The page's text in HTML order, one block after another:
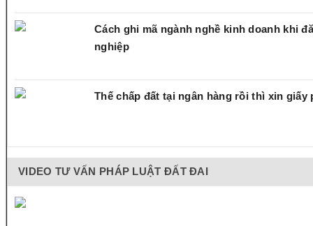
Cách ghi mã ngành nghề kinh doanh khi
nghiệp
Thế chấp đất tại ngân hàng rồi thì xin
VIDEO TƯ VẤN PHÁP LUẬT ĐẤT ĐAI